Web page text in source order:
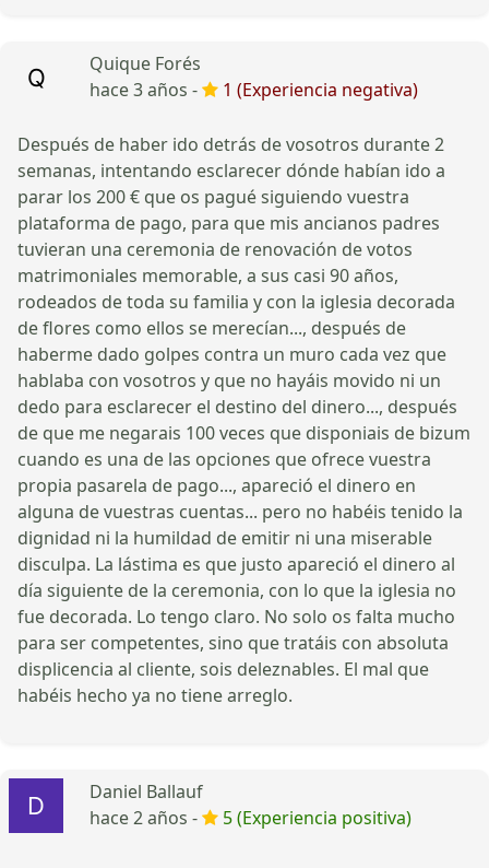
Quique Forés
hace 3 años -
1 (Experiencia negativa)
Después de haber ido detrás de vosotros durante 2
semanas, intentando esclarecer dónde habían ido a
parar los 200 € que os pagué siguiendo vuestra
plataforma de pago, para que mis ancianos padres
tuvieran una ceremonia de renovación de votos
matrimoniales memorable, a sus casi 90 años,
rodeados de toda su familia y con la iglesia decorada
de flores como ellos se merecían..., después de
haberme dado golpes contra un muro cada vez que
hablaba con vosotros y que no hayáis movido ni un
dedo para esclarecer el destino del dinero..., después
de que me negarais 100 veces que disponiais de bizum
cuando es una de las opciones que ofrece vuestra
propia pasarela de pago..., apareció el dinero en
alguna de vuestras cuentas... pero no habéis tenido la
dignidad ni la humildad de emitir ni una miserable
disculpa. La lástima es que justo apareció el dinero al
día siguiente de la ceremonia, con lo que la iglesia no
fue decorada. Lo tengo claro. No solo os falta mucho
para ser competentes, sino que tratáis con absoluta
displicencia al cliente, sois deleznables. El mal que
habéis hecho ya no tiene arreglo.
Daniel Ballauf
hace 2 años -
5 (Experiencia positiva)